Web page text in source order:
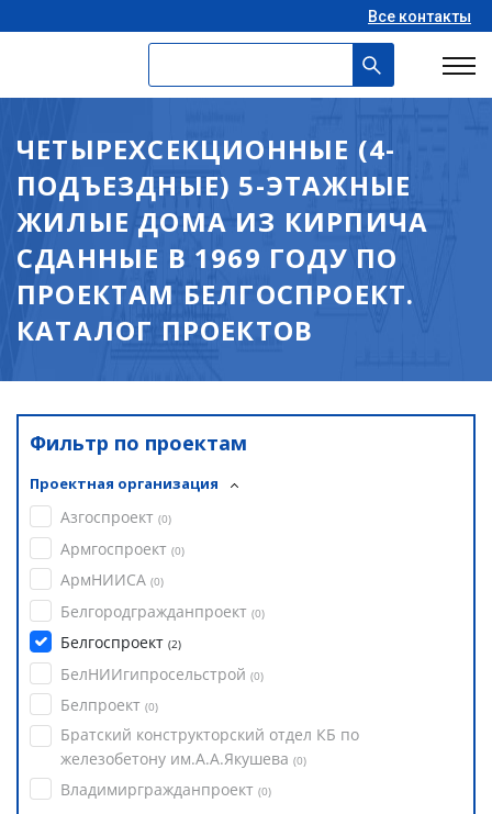
Все контакты
ЧЕТЫРЕХСЕКЦИОННЫЕ (4-
ПОДЪЕЗДНЫЕ) 5-ЭТАЖНЫЕ
ЖИЛЫЕ ДОМА ИЗ КИРПИЧА
СДАННЫЕ В 1969 ГОДУ ПО
ПРОЕКТАМ БЕЛГОСПРОЕКТ.
КАТАЛОГ ПРОЕКТОВ
Фильтр по проектам
Проектная организация
Азгоспроект (0)
Армгоспроект (0)
АрмНИИСА (0)
Белгородгражданпроект (0)
Белгоспроект (2)
БелНИИгипросельстрой (0)
Белпроект (0)
Братский конструкторский отдел КБ по
железобетону им.А.А.Якушева (0)
Владимиргражданпроект (0)